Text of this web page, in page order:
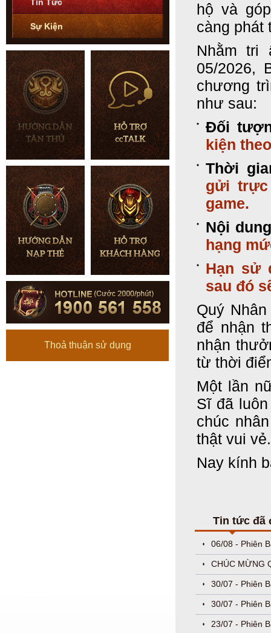
Sự Kiện
Thoả thuận sử dụng
hộ và
càng phát
Nhằm tri
05/2026,
chương
như sau:
Đối
kiện
Thời
gửi trực
game.
Nội
hạng
Hạn sử
sau đó
Quý
để nhận
nhận
từ thời
Một lần
Sĩ đã
chúc
thật vui vẻ.
Nay kính
Tin tức đã
06/08 - Phiên
CHÚC MỪNG
30/07 - Phiên
30/07 - Phiên
23/07 - Phiên